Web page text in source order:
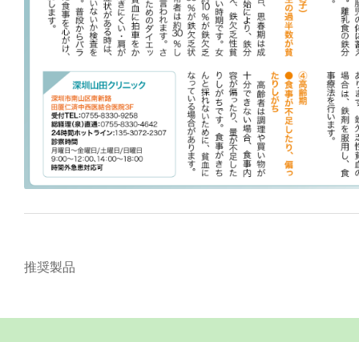
推奨製品